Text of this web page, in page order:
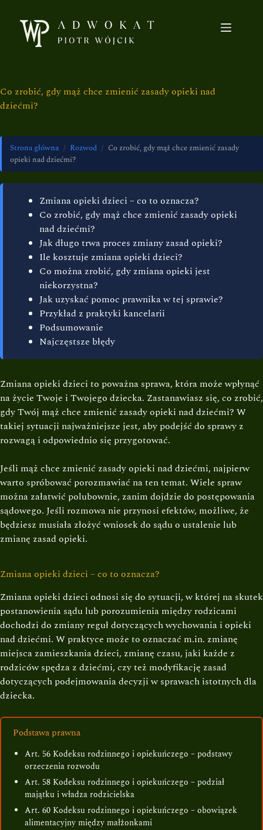
Co zrobić, gdy mąż chce zmienić zasady opieki nad
dziećmi?
Strona główna / Rozwod / Co zrobić, gdy mąż chce zmienić zasady
opieki nad dziećmi?
Zmiana opieki dzieci – co to oznacza?
Co zrobić, gdy mąż chce zmienić zasady opieki
nad dziećmi?
Jak długo trwa proces zmiany zasad opieki?
Ile kosztuje zmiana opieki dzieci?
Co można zrobić, gdy zmiana opieki jest
niekorzystna?
Jak uzyskać pomoc prawnika w tej sprawie?
Przykład z praktyki kancelarii
Podsumowanie
Najczęstsze błędy
Zmiana opieki dzieci to poważna sprawa, która może wpłynąć
na życie Twoje i Twojego dziecka. Zastanawiasz się, co zrobić,
gdy Twój mąż chce zmienić zasady opieki nad dziećmi? W
takiej sytuacji najważniejsze jest, aby podejść do sprawy z
rozwagą i odpowiednio się przygotować.
Jeśli mąż chce zmienić zasady opieki nad dziećmi, najpierw
warto spróbować porozmawiać na ten temat. Wiele spraw
można załatwić polubownie, zanim dojdzie do postępowania
sądowego. Jeśli rozmowa nie przynosi efektów, możliwe, że
będziesz musiała złożyć wniosek do sądu o ustalenie lub
zmianę zasad opieki.
Zmiana opieki dzieci – co to oznacza?
Zmiana opieki dzieci odnosi się do sytuacji, w której na skutek
postanowienia sądu lub porozumienia między rodzicami
dochodzi do zmiany reguł dotyczących wychowania i opieki
nad dziećmi. W praktyce może to oznaczać m.in. zmianę
miejsca zamieszkania dzieci, zmianę czasu, jaki każde z
rodziców spędza z dziećmi, czy też modyfikację zasad
dotyczących podejmowania decyzji w sprawach istotnych dla
dziecka.
Podstawa prawna
Art. 56 Kodeksu rodzinnego i opiekuńczego – podstawy
orzeczenia rozwodu
Art. 58 Kodeksu rodzinnego i opiekuńczego – podział
majątku i władza rodzicielska
Art. 60 Kodeksu rodzinnego i opiekuńczego – obowiązek
alimentacyjny między małżonkami